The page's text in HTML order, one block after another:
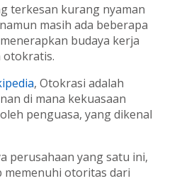
terkesan kurang nyaman
masih ada beberapa
budaya kerja
, Otokrasi adalah
di mana kekuasaan
penguasa, yang dikenal
perusahaan yang satu ini,
memenuhi otoritas dari